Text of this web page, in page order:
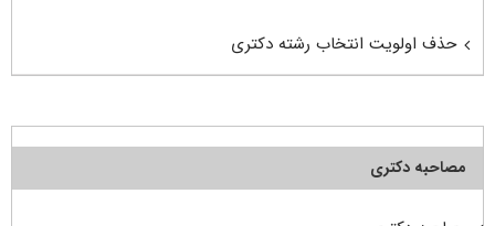
حذف اولویت انتخاب رشته دکتری
مصاحبه دکتری